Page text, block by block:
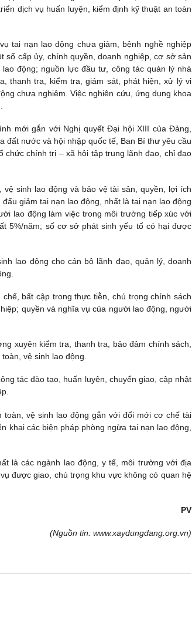
dịch vụ huấn luyện, kiểm định kỹ thuật an toàn
tai nạn lao động chưa giảm, bệnh nghề nghiệp
cấp ủy, chính quyền, doanh nghiệp, cơ sở sản
động; nguồn lực đầu tư, công tác quản lý nhà
thanh tra, kiểm tra, giám sát, phát hiện, xử lý vi
chưa nghiêm. Việc nghiên cứu, ứng dụng khoa
mới gắn với Nghị quyết Đại hội XIII của Đảng,
đất nước và hội nhập quốc tế, Ban Bí thư yêu cầu
chức chính trị – xã hội tập trung lãnh đạo, chỉ đạo
sinh lao động và bảo vệ tài sản, quyền, lợi ích
giảm tai nạn lao động, nhất là tai nạn lao động
lao động làm việc trong môi trường tiếp xúc với
5%/năm; số cơ sở phát sinh yếu tố có hại được
lao động cho cán bộ lãnh đạo, quản lý, doanh
bất cập trong thực tiễn, chú trọng chính sách
quyền và nghĩa vụ của người lao động, người
xuyên kiểm tra, thanh tra, bảo đảm chính sách,
vệ sinh lao động.
tác đào tạo, huấn luyện, chuyển giao, cập nhật
vệ sinh lao động gắn với đổi mới cơ chế tài
khai các biện pháp phòng ngừa tai nạn lao động,
là các ngành lao động, y tế, môi trường với địa
được giao, chú trọng khu vực không có quan hệ
PV
(Nguồn tin: www.xaydungdang.org.vn)